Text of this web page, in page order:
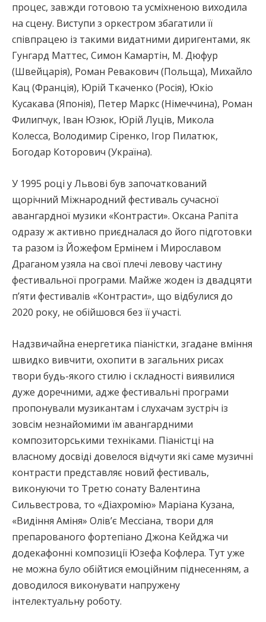
процес, завжди готовою та усміхненою виходила
на сцену. Виступи з оркестром збагатили її
співпрацею із такими видатними диригентами, як
Гунгард Маттес, Симон Камартін, М. Дюфур
(Швейцарія), Роман Ревакович (Польща), Михайло
Кац (Франція), Юрій Ткаченко (Росія), Юкіо
Кусакава (Японія), Петер Маркс (Німеччина), Роман
Филипчук, Іван Юзюк, Юрій Луців, Микола
Колесса, Володимир Сіренко, Ігор Пилатюк,
Богодар Которович (Україна).
У 1995 році у Львові був започаткований
щорічний Міжнародний фестиваль сучасної
авангардної музики «Контрасти». Оксана Рапіта
одразу ж активно приєдналася до його підготовки
та разом із Йожефом Ермінем і Мирославом
Драганом узяла на свої плечі левову частину
фестивальної програми. Майже жоден із двадцяти
п’яти фестивалів «Контрасти», що відбулися до
2020 року, не обійшовся без її участі.
Надзвичайна енергетика піаністки, згадане вміння
швидко вивчити, охопити в загальних рисах
твори будь-якого стилю і складності виявилися
дуже доречними, адже фестивальні програми
пропонували музикантам і слухачам зустріч із
зовсім незнайомими їм авангардними
композиторськими техніками. Піаністці на
власному досвіді довелося відчути які саме музичні
контрасти представляє новий фестиваль,
виконуючи то Третю сонату Валентина
Сильвестрова, то «Діахромію» Маріана Кузана,
«Видіння Аміня» Олів’є Мессіана, твори для
препарованого фортепіано Джона Кейджа чи
додекафонні композиції Юзефа Кофлера. Тут уже
не можна було обійтися емоційним піднесенням, а
доводилося виконувати напружену
інтелектуальну роботу.